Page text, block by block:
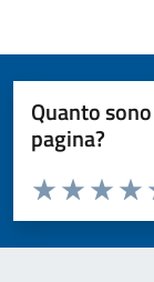
Quanto
pagina?
Valuta da 1 a 5
Valuta
Valuta 2
Valuta 1 stelle